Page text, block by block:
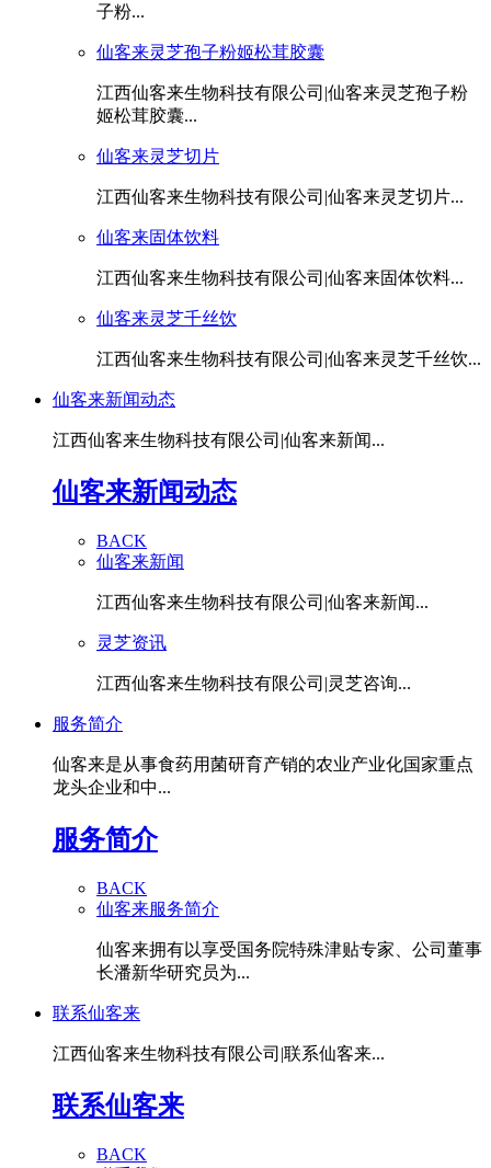
子粉...
仙客来灵芝孢子粉姬松茸胶囊
江西仙客来生物科技有限公司|仙客来灵芝孢子粉
姬松茸胶囊...
仙客来灵芝切片
江西仙客来生物科技有限公司|仙客来灵芝切片...
仙客来固体饮料
江西仙客来生物科技有限公司|仙客来固体饮料...
仙客来灵芝千丝饮
江西仙客来生物科技有限公司|仙客来灵芝千丝饮...
仙客来新闻动态
江西仙客来生物科技有限公司|仙客来新闻...
仙客来新闻动态
BACK
仙客来新闻
江西仙客来生物科技有限公司|仙客来新闻...
灵芝资讯
江西仙客来生物科技有限公司|灵芝咨询...
服务简介
仙客来是从事食药用菌研育产销的农业产业化国家重点
龙头企业和中...
服务简介
BACK
仙客来服务简介
仙客来拥有以享受国务院特殊津贴专家、公司董事
长潘新华研究员为...
联系仙客来
江西仙客来生物科技有限公司|联系仙客来...
联系仙客来
BACK